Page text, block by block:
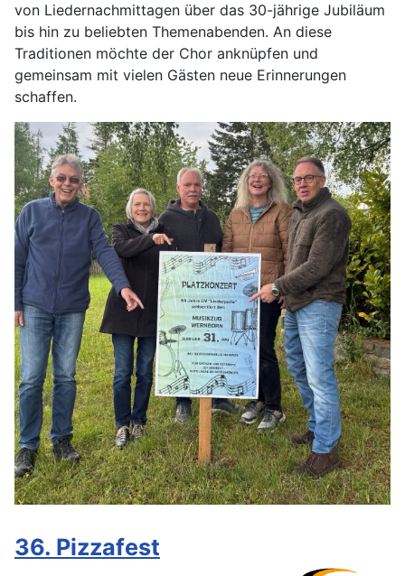
von Liedernachmittagen über das 30-jährige Jubiläum
bis hin zu beliebten Themenabenden. An diese
Traditionen möchte der Chor anknüpfen und
gemeinsam mit vielen Gästen neue Erinnerungen
schaffen.
36. Pizzafest